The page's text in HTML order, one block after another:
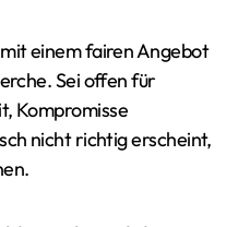
einem fairen Angebot
Sei offen für
Kompromisse
nicht richtig erscheint,